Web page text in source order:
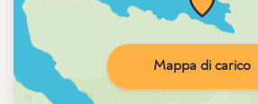
Mappa di carico